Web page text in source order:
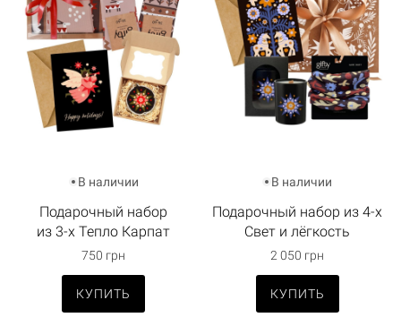
В наличии
Подарочный набор
из 3-х Тепло Карпат
750 грн
КУПИТЬ
В наличии
Подарочный набор из 4-х
Свет и лёгкость
2 050 грн
КУПИТЬ